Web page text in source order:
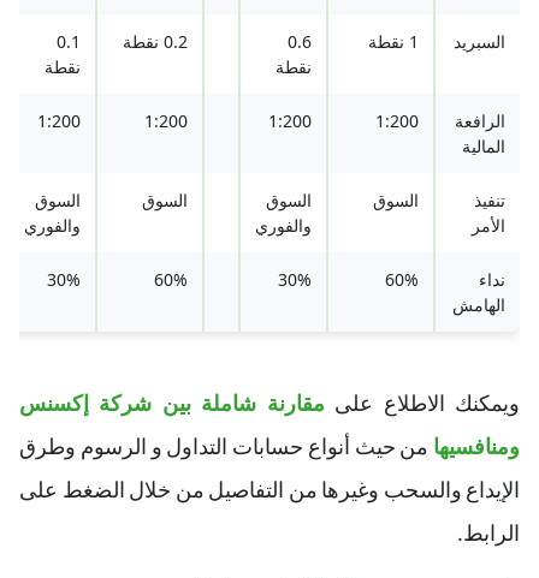
السبريد 1 نقطة
0.6
نقطة
0.2 نقطة
0.1
نقطة
الرافعة
المالية
1:200
1:200
1:200
1:200
تنفيذ
الأمر
السوق
السوق
والفوري
السوق
السوق
والفوري
نداء
الهامش
60%
30%
60%
30%
ويمكنك الاطلاع على مقارنة شاملة بين شركة إكسنس
ومنافسيها من حيث أنواع حسابات التداول و الرسوم وطرق
الإيداع والسحب وغيرها من التفاصيل من خلال الضغط على
الرابط.